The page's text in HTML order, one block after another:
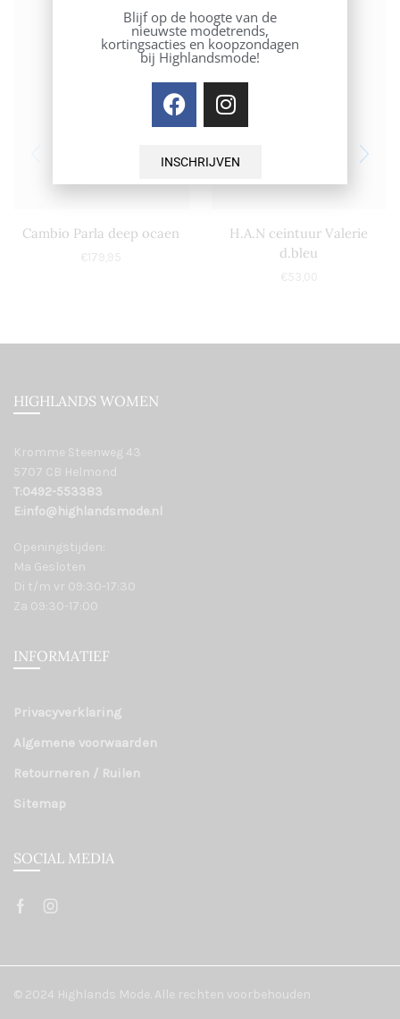
Cambio Parla deep ocaen
€ 179,95
H.A.N ceintuur Valerie
d.bleu
€ 53,00
HIGHLANDS WOMEN
Kromme Steenweg 43
5707 CB Helmond
T:0492-553383
E:info@highlandsmode.nl
Openingstijden:
Ma Gesloten
Di t/m vr 09:30-17:30
Za 09:30-17:00
INFORMATIEF
Privacyverklaring
Algemene voorwaarden
Retourneren / Ruilen
Sitemap
SOCIAL MEDIA
© 2024 Highlands Mode. Alle rechten voorbehouden
Blijf op de hoogte van de
nieuwste modetrends,
kortingsacties en koopzondagen
bij Highlandsmode!
INSCHRIJVEN